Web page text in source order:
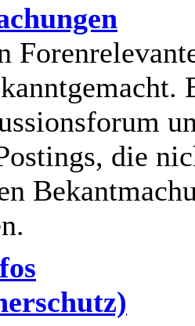
die